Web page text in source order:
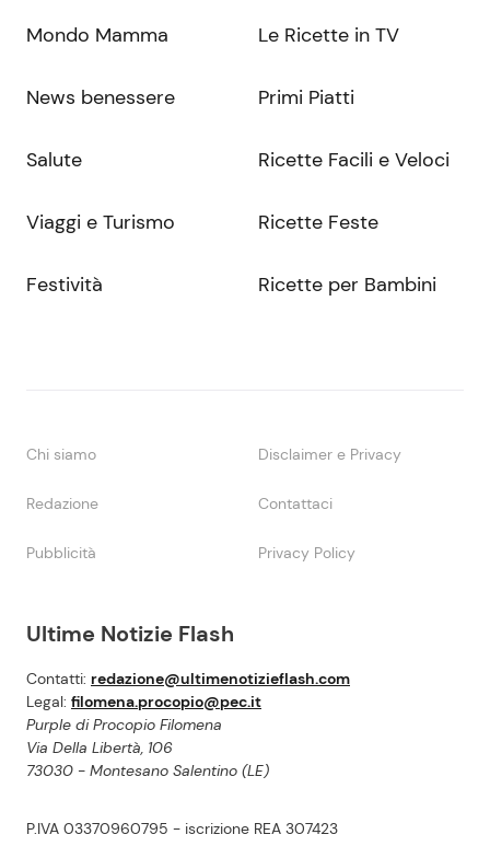
Ultime Notizie Flash
Contatti: redazione@ultimenotizieflash.com
Legal: filomena.procopio@pec.it
Purple di Procopio Filomena
Via Della Libertà, 106
73030 - Montesano Salentino (LE)
P.IVA 03370960795 - iscrizione REA 307423
Mondo Mamma
News benessere
Salute
Viaggi e Turismo
Festività
Le Ricette in TV
Primi Piatti
Ricette Facili e Veloci
Ricette Feste
Ricette per Bambini
Chi siamo Disclaimer e Privacy
Redazione Contattaci
Pubblicità Privacy Policy